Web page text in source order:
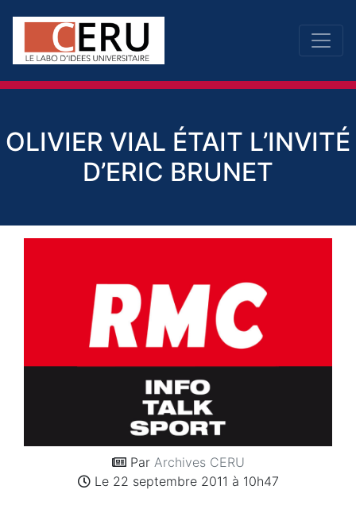
OLIVIER VIAL ÉTAIT L’INVITÉ
D’ERIC BRUNET
Par Archives CERU
Le 22 septembre 2011 à 10h47